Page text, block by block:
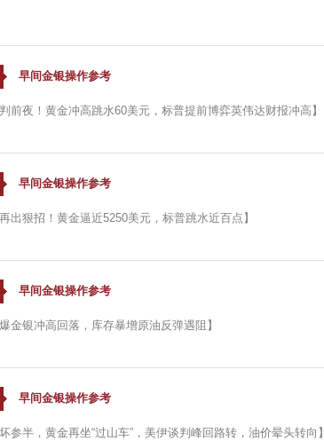
早间金银操作参考
判前夜！黄金冲高跳水60美元，标普提前博弈英伟达财报冲高】
早间金银操作参考
再出狠招！黄金逼近5250美元，标普跳水近百点】
早间金银操作参考
爆金银冲高回落，库存暴增原油反弹遇阻】
早间金银操作参考
坏参半，黄金再坐“过山车”，美伊谈判峰回路转，油价晕头转向】